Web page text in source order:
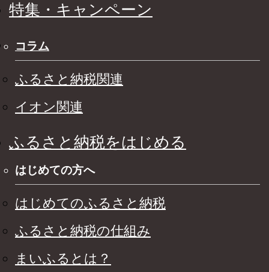
特集・キャンペーン
コラム
ふるさと納税関連
イオン関連
ふるさと納税をはじめる
はじめての方へ
はじめてのふるさと納税
ふるさと納税の仕組み
まいふるとは？